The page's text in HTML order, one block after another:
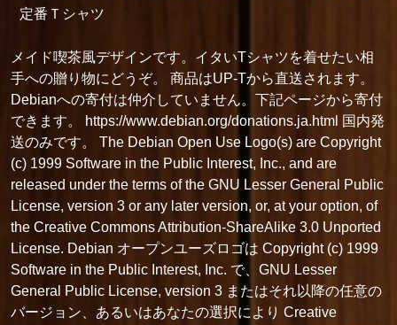
定番Ｔシャツ
メイド喫茶風デザインです。イタいTシャツを着せたい相
手への贈り物にどうぞ。 商品はUP-Tから直送されます。
Debianへの寄付は仲介していません。下記ページから寄付
できます。 https://www.debian.org/donations.ja.html 国内発
送のみです。 The Debian Open Use Logo(s) are Copyright
(c) 1999 Software in the Public Interest, Inc., and are
released under the terms of the GNU Lesser General Public
License, version 3 or any later version, or, at your option, of
the Creative Commons Attribution-ShareAlike 3.0 Unported
License. Debian オープンユーズロゴは Copyright (c) 1999
Software in the Public Interest, Inc. で、GNU Lesser
General Public License, version 3 またはそれ以降の任意の
バージョン、あるいはあなたの選択により Creative